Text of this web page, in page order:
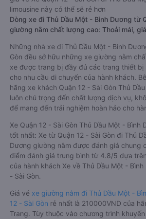
limousine này có thể sẽ rẻ hơn
Dòng xe đi Thủ Dầu Một - Bình Dương từ
giường nằm chất lượng cao: Thoải mái,
Những nhà xe đi Thủ Dầu Một - Bình
Gòn đều sở hữu những xe giường nằm
xe được trang bị đầy đủ các trang thiết bị
cho nhu cầu di chuyển của hành khách.
hãng xe khách Quận 12 - Sài Gòn Thủ
luôn chú trọng đến chất lượng dịch vụ,
để mang đến trải nghiệm hoàn hảo cho
Xe Quận 12 - Sài Gòn Thủ Dầu Một - Bình
tốt nhất: Xe từ Quận 12 - Sài Gòn đi Thủ
Dương giường nằm được đánh giá chung
điểm đánh giá trung bình từ 4.8/5 dựa
của hành khách Xe về Thủ Dầu Một -
- Sài Gòn.
Giá vé xe giường nằm đi Thủ Dầu Một -
12 - Sài Gòn rẻ nhất là 210000VND của
Trang. Tùy thuộc vào chương trình